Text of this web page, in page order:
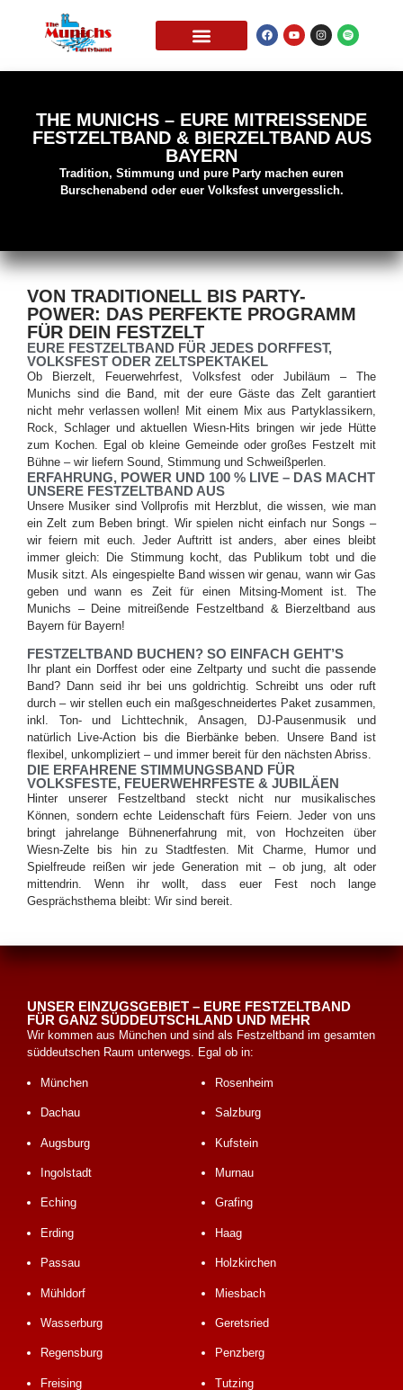
THE MUNICHS – EURE MITREISSENDE F
ESTZELTBAND & BIERZELTBAND AUS B
AYERN
Tradition, Stimmung und pure Party machen euren
Burschenabend oder euer Volksfest unvergesslich.
VON TRADITIONELL BIS PARTY-
POWER: DAS PERFEKTE PROGRAMM
FÜR DEIN FESTZELT
EURE FESTZELTBAND FÜR JEDES DORFFEST,
VOLKSFEST ODER ZELTSPEKTAKEL
Ob Bierzelt, Feuerwehrfest, Volksfest oder Jubiläum – The
Munichs sind die Band, mit der eure Gäste das Zelt garantiert
nicht mehr verlassen wollen! Mit einem Mix aus Partyklassikern,
Rock, Schlager und aktuellen Wiesn-Hits bringen wir jede Hütte
zum Kochen. Egal ob kleine Gemeinde oder großes Festzelt mit
Bühne – wir liefern Sound, Stimmung und Schweißperlen.
ERFAHRUNG, POWER UND 100 % LIVE – DAS MACHT
UNSERE FESTZELTBAND AUS
Unsere Musiker sind Vollprofis mit Herzblut, die wissen, wie man
ein Zelt zum Beben bringt. Wir spielen nicht einfach nur Songs –
wir feiern mit euch. Jeder Auftritt ist anders, aber eines bleibt
immer gleich: Die Stimmung kocht, das Publikum tobt und die
Musik sitzt. Als eingespielte Band wissen wir genau, wann wir Gas
geben und wann es Zeit für einen Mitsing-Moment ist. The
Munichs – Deine mitreißende Festzeltband & Bierzeltband aus
Bayern für Bayern!
FESTZELTBAND BUCHEN? SO EINFACH GEHT’S
Ihr plant ein Dorffest oder eine Zeltparty und sucht die passende
Band? Dann seid ihr bei uns goldrichtig. Schreibt uns oder ruft
durch – wir stellen euch ein maßgeschneidertes Paket zusammen,
inkl. Ton- und Lichttechnik, Ansagen, DJ-Pausenmusik und
natürlich Live-Action bis die Bierbänke beben. Unsere Band ist
flexibel, unkompliziert – und immer bereit für den nächsten Abriss.
DIE ERFAHRENE STIMMUNGSBAND FÜR
VOLKSFESTE, FEUERWEHRFESTE & JUBILÄEN
Hinter unserer Festzeltband steckt nicht nur musikalisches
Können, sondern echte Leidenschaft fürs Feiern. Jeder von uns
bringt jahrelange Bühnenerfahrung mit, von Hochzeiten über
Wiesn-Zelte bis hin zu Stadtfesten. Mit Charme, Humor und
Spielfreude reißen wir jede Generation mit – ob jung, alt oder
mittendrin. Wenn ihr wollt, dass euer Fest noch lange
Gesprächsthema bleibt: Wir sind bereit.
UNSER EINZUGSGEBIET – EURE FESTZELTBAND
FÜR GANZ SÜDDEUTSCHLAND UND MEHR
Wir kommen aus München und sind als Festzeltband im gesamten
süddeutschen Raum unterwegs. Egal ob in:
München
Dachau
Augsburg
Ingolstadt
Eching
Erding
Passau
Mühldorf
Wasserburg
Regensburg
Freising
Rosenheim
Salzburg
Kufstein
Murnau
Grafing
Haag
Holzkirchen
Miesbach
Geretsried
Penzberg
Tutzing